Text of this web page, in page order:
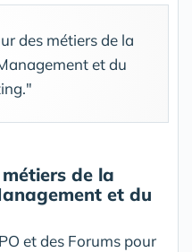
de la
et du
et des Forums pour